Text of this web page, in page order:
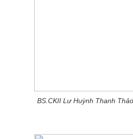
BS.CKII Lư Huỳnh Thanh